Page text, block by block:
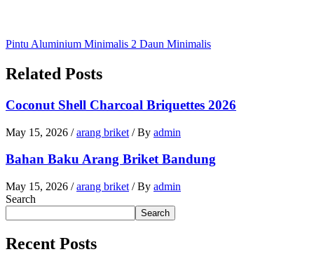
Pintu Aluminium Minimalis 2 Daun Minimalis
Related Posts
Coconut Shell Charcoal Briquettes 2026
May 15, 2026 /arang briket / By admin
Bahan Baku Arang Briket Bandung
May 15, 2026 /arang briket / By admin
Search
Search
Recent Posts